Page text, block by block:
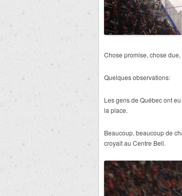
Chose promise, chose
Quelques observations:
Les gens de Québec ont
la place.
Beaucoup, beaucoup de
croyait au Centre Bell.